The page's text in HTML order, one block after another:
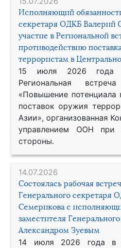
Исполняющий
секретаря ОДКБ Валерий
участие в Региональной
противодействию
террористам в
15 июля 2026 года
Региональная
«Повышение потенциала
поставок оружия
Азии», организованная
управлением ООН при
стороны.
14.07.2026
Состоялась рабочая
Генерального секретаря
Семерикова с
заместителя
Александром Зуевым
14 июля 2026 года в